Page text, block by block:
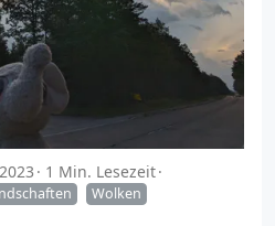
1 Min. Lesezeit
Wolken